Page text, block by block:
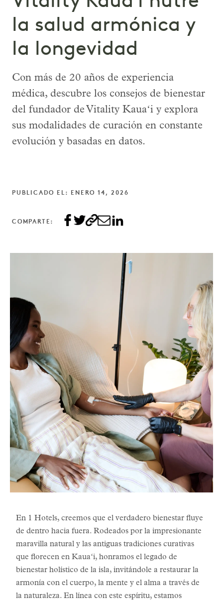
la salud armónica y
la longevidad
Con más de 20 años de experiencia
médica, descubre los consejos de bienestar
del fundador de Vitality Kauaʻi y explora
sus modalidades de curación en constante
evolución y basadas en datos.
PUBLICADO EL: ENERO 14, 2026
COMPARTE:
En 1 Hotels, creemos que el verdadero bienestar fluye
de dentro hacia fuera. Rodeados por la impresionante
maravilla natural y las antiguas tradiciones curativas
que florecen en Kauaʻi, honramos el legado de
bienestar holístico de la isla, invitándole a restaurar la
armonía con el cuerpo, la mente y el alma a través de
la naturaleza. En línea con este espíritu, estamos